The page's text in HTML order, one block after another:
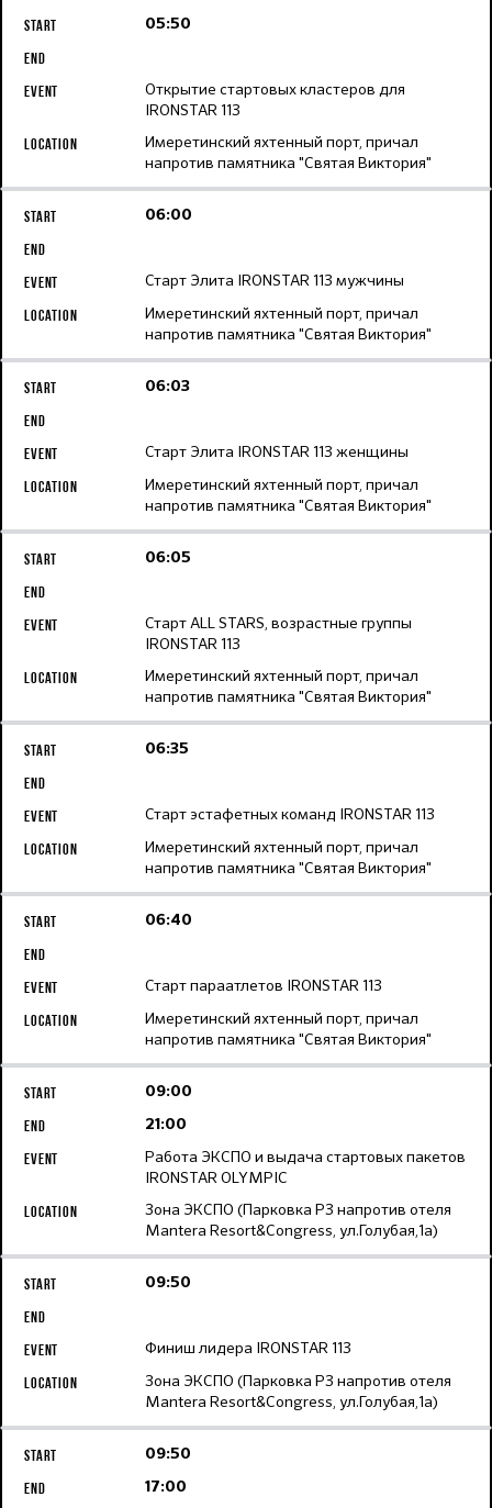
05:50
Открытие стартовых кластеров для
IRONSTAR 113
Имеретинский яхтенный порт, причал
напротив памятника "Святая Виктория"
06:00
Старт Элита IRONSTAR 113 мужчины
Имеретинский яхтенный порт, причал
напротив памятника "Святая Виктория"
06:03
Старт Элита IRONSTAR 113 женщины
Имеретинский яхтенный порт, причал
напротив памятника "Святая Виктория"
06:05
Старт ALL STARS, возрастные группы
IRONSTAR 113
Имеретинский яхтенный порт, причал
напротив памятника "Святая Виктория"
06:35
Старт эстафетных команд IRONSTAR 113
Имеретинский яхтенный порт, причал
напротив памятника "Святая Виктория"
06:40
Старт параатлетов IRONSTAR 113
Имеретинский яхтенный порт, причал
напротив памятника "Святая Виктория"
09:00
21:00
Работа ЭКСПО и выдача стартовых пакетов
IRONSTAR OLYMPIC
Зона ЭКСПО (Парковка Р3 напротив отеля
Mantera Resort&Congress, ул.Голубая,1а)
09:50
Финиш лидера IRONSTAR 113
Зона ЭКСПО (Парковка Р3 напротив отеля
Mantera Resort&Congress, ул.Голубая,1а)
09:50
17:00